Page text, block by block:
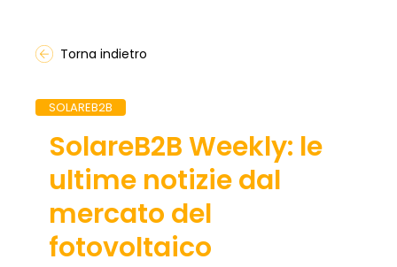
Torna indietro
SOLAREB2B
SolareB2B Weekly: le
ultime notizie dal
mercato del
fotovoltaico